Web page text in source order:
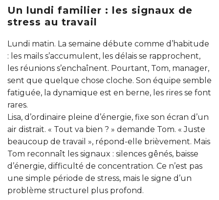
Un lundi familier : les signaux de
stress au travail
Lundi matin. La semaine débute comme d’habitude
: les mails s’accumulent, les délais se rapprochent,
les réunions s’enchaînent. Pourtant, Tom, manager,
sent que quelque chose cloche. Son équipe semble
fatiguée, la dynamique est en berne, les rires se font
rares.
Lisa, d’ordinaire pleine d’énergie, fixe son écran d’un
air distrait. « Tout va bien ? » demande Tom. « Juste
beaucoup de travail », répond-elle brièvement. Mais
Tom reconnaît les signaux : silences gênés, baisse
d’énergie, difficulté de concentration. Ce n’est pas
une simple période de stress, mais le signe d’un
problème structurel plus profond.